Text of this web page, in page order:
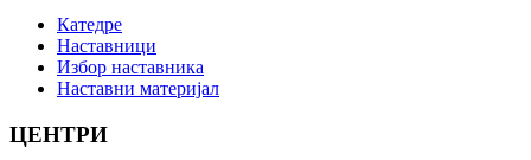
Катедре
Наставници
Избор наставника
Наставни материјал
ЦЕНТРИ